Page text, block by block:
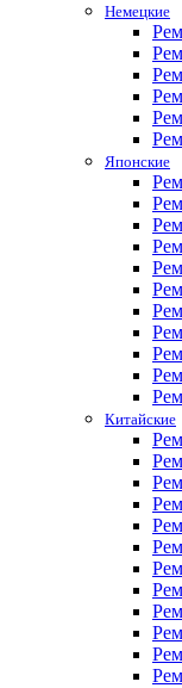
Немецкие
Японские
Китайские